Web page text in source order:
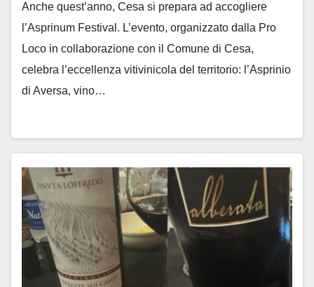
Anche quest’anno, Cesa si prepara ad accogliere
l’Asprinum Festival. L’evento, organizzato dalla Pro
Loco in collaborazione con il Comune di Cesa,
celebra l’eccellenza vitivinicola del territorio: l’Asprinio
di Aversa, vino…